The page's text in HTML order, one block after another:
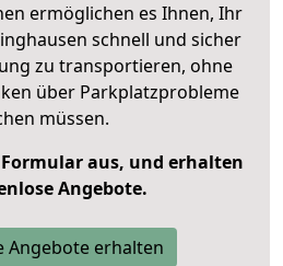
ermöglichen es Ihnen, Ihr
schnell und sicher
zu transportieren, ohne
über Parkplatzprobleme
müssen.
aus, und erhalten
Angebote.
Angebote erhalten